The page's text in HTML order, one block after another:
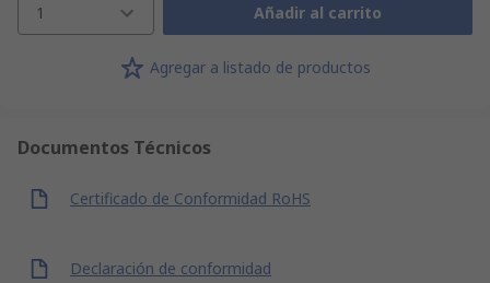
1 Añadir al carrito
Agregar a listado de productos
Documentos Técnicos
Certificado de Conformidad RoHS
Declaración de conformidad